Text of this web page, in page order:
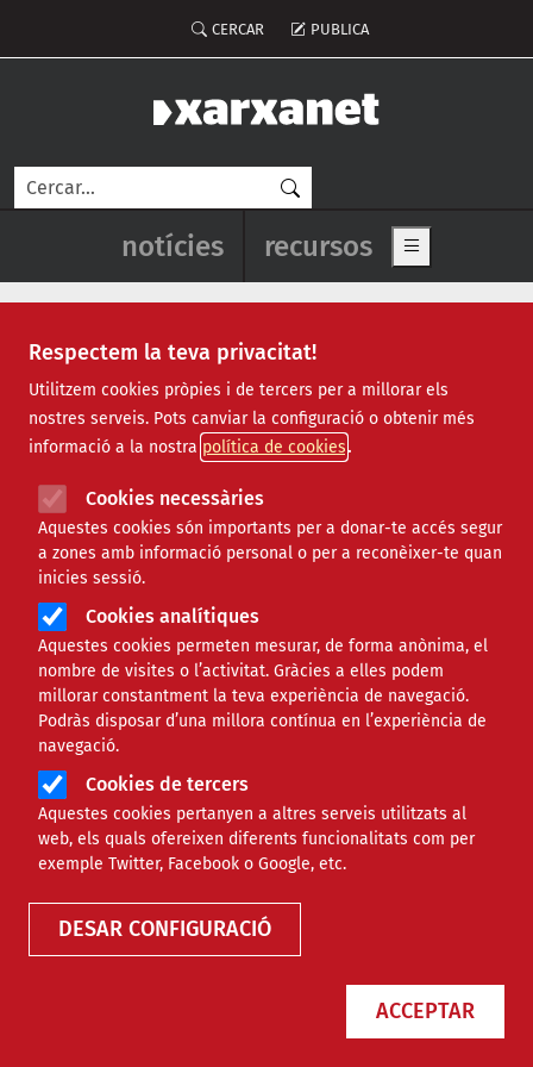
Respectem la teva privacitat!
Utilitzem cookies pròpies i de tercers per a millorar els
nostres serveis. Pots canviar la configuració o obtenir més
informació a la nostra política de cookies
Cookies necessàries
Aquestes cookies són importants per a donar-te accés segur
a zones amb informació personal o per a reconèixer-te quan
inicies sessió.
Cookies analítiques
Aquestes cookies permeten mesurar, de forma anònima, el
nombre de visites o l’activitat. Gràcies a elles podem
millorar constantment la teva experiència de navegació.
Podràs disposar d’una millora contínua en l’experiència de
navegació.
Cookies de tercers
Aquestes cookies pertanyen a altres serveis utilitzats al
web, els quals ofereixen diferents funcionalitats com per
exemple Twitter, Facebook o Google, etc.
DESAR CONFIGURACIÓ
ACCEPTAR
Menú del compte d'usuari
CERCAR PUBLICA
Cerca
Navegació principal de
notícies recursos Show main
Geganters i Grallers de
Casablanca
El món geganter se cita a Sant Boi
de Llobregat per celebrar la Ciutat
Gegantera 2022
NOTÍCIES CULTURAL